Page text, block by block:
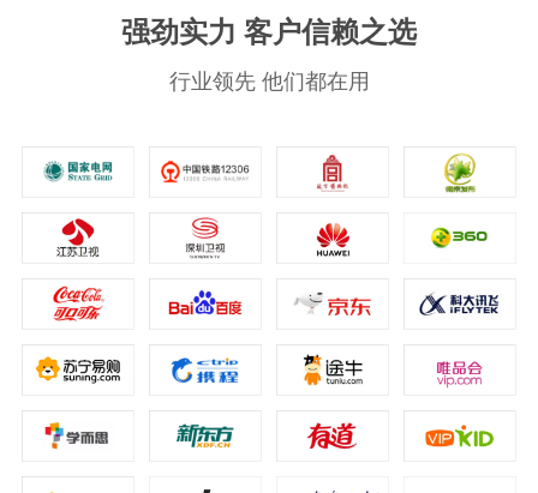
强劲实力 客户信赖之选
行业领先 他们都在用